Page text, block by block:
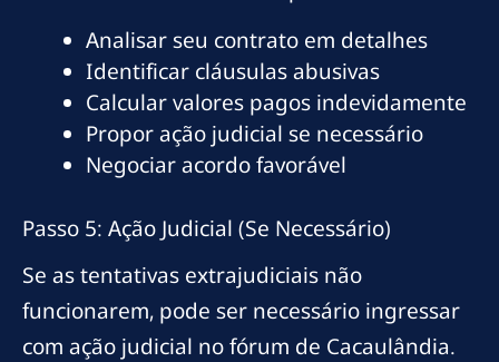
Analisar seu contrato em detalhes
Identificar cláusulas abusivas
Calcular valores pagos indevidamente
Propor ação judicial se necessário
Negociar acordo favorável
Passo 5: Ação Judicial (Se Necessário)
Se as tentativas extrajudiciais não
funcionarem, pode ser necessário ingressar
com ação judicial no fórum de Cacaulândia.